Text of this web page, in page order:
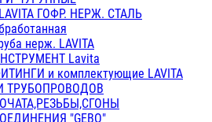
ГОФР. НЕРЖ. СТАЛЬ
нерж. LAVITA
Lavita
и комплектующие LAVITA
ТРУБОПРОВОДОВ
"GEBO"